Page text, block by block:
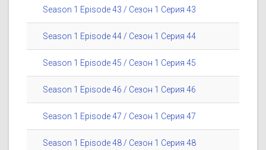
Season 1 Episode 43 / Сезон 1 Серия 43
Season 1 Episode 44 / Сезон 1 Серия 44
Season 1 Episode 45 / Сезон 1 Серия 45
Season 1 Episode 46 / Сезон 1 Серия 46
Season 1 Episode 47 / Сезон 1 Серия 47
Season 1 Episode 48 / Сезон 1 Серия 48